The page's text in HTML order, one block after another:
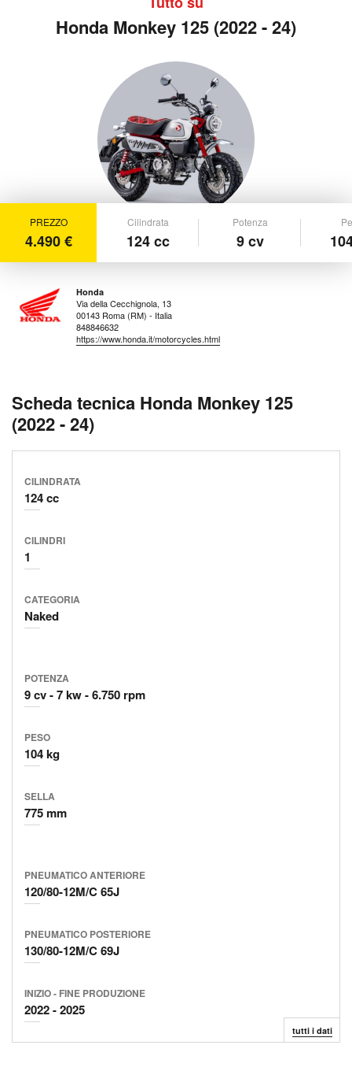
Honda Monkey 125 (2022 - 24)
PREZZO
4.490 €
Cilindrata
124 cc
Potenza
9 cv
Honda
Via della Cecchignola, 13
00143 Roma (RM) - Italia
848846632
https://www.honda.it/motorcycles.html
Scheda tecnica Honda Monkey 125
(2022 - 24)
CILINDRATA
124 cc
CILINDRI
1
CATEGORIA
Naked
POTENZA
9 cv 7 kw 6.750 rpm
PESO
104 kg
SELLA
775 mm
PNEUMATICO ANTERIORE
120/80-12M/C 65J
PNEUMATICO POSTERIORE
130/80-12M/C 69J
INIZIO FINE PRODUZIONE
2022 2025
tutti i dati